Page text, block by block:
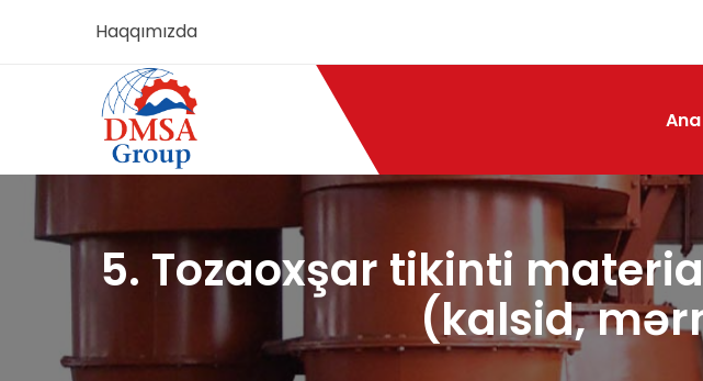
Haqqımızda
5. Tozaoxşar tikinti
(kalsid,